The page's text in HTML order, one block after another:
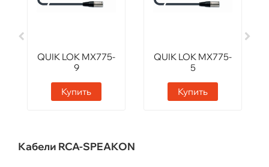
QUIK LOK MX775-
9
Купить
QUIK LOK MX775-
5
Купить
Кабели RCA-SPEAKON